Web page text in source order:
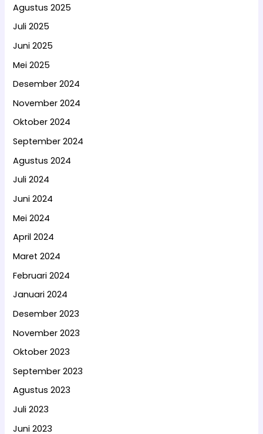
Agustus 2025
Juli 2025
Juni 2025
Mei 2025
Desember 2024
November 2024
Oktober 2024
September 2024
Agustus 2024
Juli 2024
Juni 2024
Mei 2024
April 2024
Maret 2024
Februari 2024
Januari 2024
Desember 2023
November 2023
Oktober 2023
September 2023
Agustus 2023
Juli 2023
Juni 2023